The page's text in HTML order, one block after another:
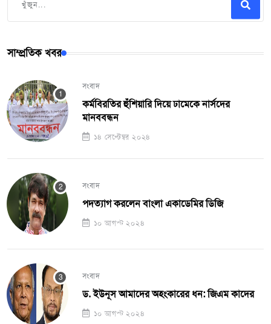
সাম্প্রতিক খবর
সংবাদ
কর্মবিরতির হুঁশিয়ারি দিয়ে ঢামেকে নার্সদের
মানববন্ধন
১৪ সেপ্টেম্বর ২০২৪
সংবাদ
পদত্যাগ করলেন বাংলা একাডেমির ডিজি
১০ আগস্ট ২০২৪
সংবাদ
ড. ইউনূস আমাদের অহংকারের ধন: জিএম কাদের
১০ আগস্ট ২০২৪